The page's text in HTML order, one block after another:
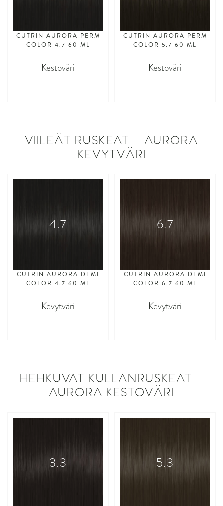
CUTRIN AURORA PERM
COLOR 4.7 60 ML
Kestoväri
CUTRIN AURORA PERM
COLOR 5.7 60 ML
Kestoväri
VIILEÄT RUSKEAT – AURORA
KEVYTVÄRI
4.7
CUTRIN AURORA DEMI
COLOR 4.7 60 ML
Kevytväri
6.7
CUTRIN AURORA DEMI
COLOR 6.7 60 ML
Kevytväri
HEHKUVAT KULLANRUSKEAT –
AURORA KESTOVÄRI
3.3 5.3